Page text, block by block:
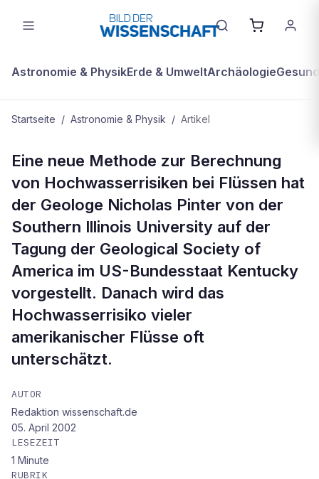
Astronomie & PhysikErde & UmweltArchäologie
Startseite / Astronomie & Physik / Artikel
Flutgefahr steigt durch menschliche
Eingriffe
Eine neue Methode zur Berechnung
von Hochwasserrisiken bei Flüssen hat
der Geologe Nicholas Pinter von der
Southern Illinois University auf der
Tagung der Geological Society of
America im US-Bundesstaat Kentucky
vorgestellt. Danach wird das
Hochwasserrisiko vieler
amerikanischer Flüsse oft
unterschätzt.
AUTOR
Redaktion wissenschaft.de
05. April 2002
LESEZEIT
1 Minute
RUBRIK